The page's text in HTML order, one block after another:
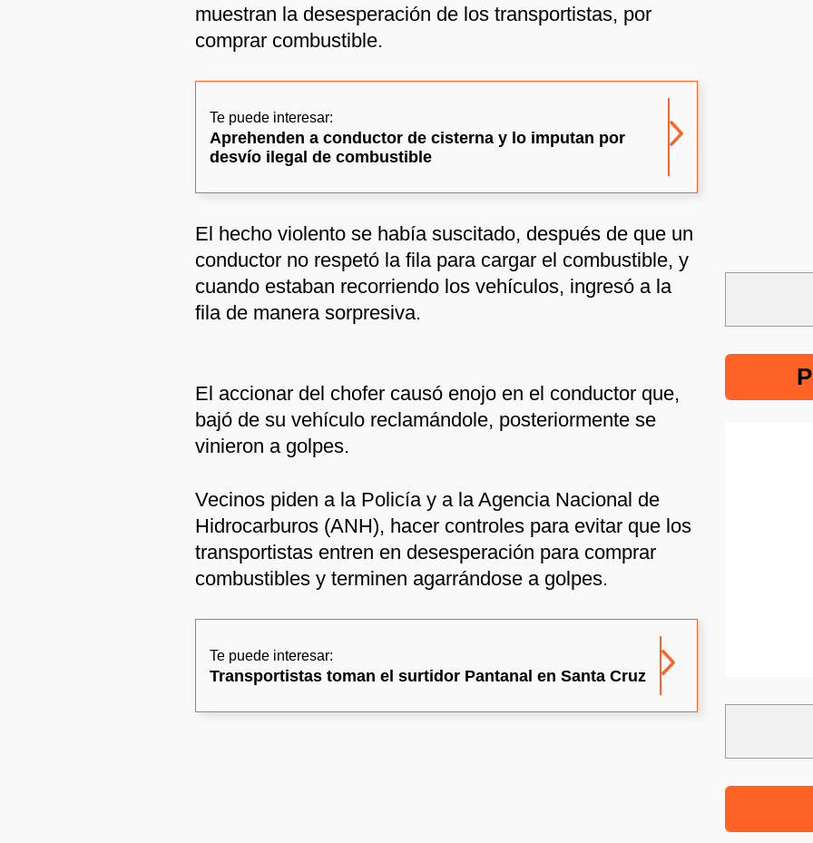
muestran la desesperación de los transportistas, por
comprar combustible.
Te puede interesar:
Aprehenden a conductor de cisterna y lo imputan por
desvío ilegal de combustible
El hecho violento se había suscitado, después de que un
conductor no respetó la fila para cargar el combustible, y
cuando estaban recorriendo los vehículos, ingresó a la
fila de manera sorpresiva.
El accionar del chofer causó enojo en el conductor que,
bajó de su vehículo reclamándole, posteriormente se
vinieron a golpes.
Vecinos piden a la Policía y a la Agencia Nacional de
Hidrocarburos (ANH), hacer controles para evitar que los
transportistas entren en desesperación para comprar
combustibles y terminen agarrándose a golpes.
Te puede interesar:
Transportistas toman el surtidor Pantanal en Santa Cruz